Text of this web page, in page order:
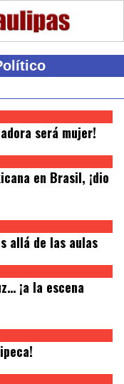
será mujer!
en Brasil, ¡dio
allá de las aulas
¡a la escena